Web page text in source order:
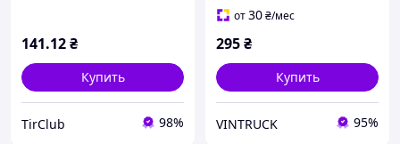
141.12₴
Купить
TirClub 98%
от30₴/мес
295₴
Купить
VINTRUCK 95%